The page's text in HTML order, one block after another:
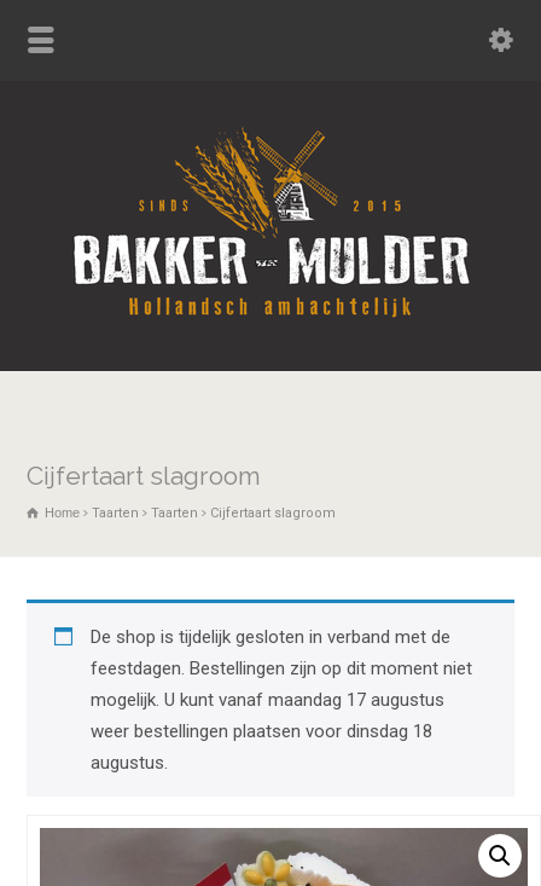
Cijfertaart slagroom
Home Taarten Taarten Cijfertaart slagroom
De shop is tijdelijk gesloten in verband met de
feestdagen. Bestellingen zijn op dit moment niet
mogelijk. U kunt vanaf maandag 17 augustus
weer bestellingen plaatsen voor dinsdag 18
augustus.